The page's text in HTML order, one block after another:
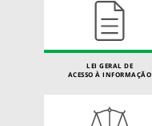
LEI GERAL DE
ACESSO À INFORMAÇÃO